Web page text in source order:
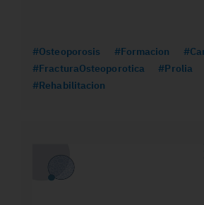
#Osteoporosis #Formacion
#FracturaOsteoporotica
#Prolia
#Rehabilitacion